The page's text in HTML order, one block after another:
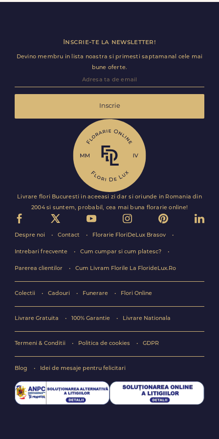
ramane optional si il poti personaliza.
Inscrie-te la newsletter!
Devino membru in lista noastra si primesti saptamanal cele mai
bune oferte.
Inscrie
Livrare flori Bucuresti in aceeasi zi dar si oriunde in Romania din
2004 si suntem, probabil, cea mai buna florarie online!
Despre noi Contact Florarie FloriDeLux Brasov
Intrebari frecvente Cum cumpar si cum platesc?
Parerea clientilor Cum Livram Florile La FlorideLux.Ro
Colectii Cadouri Funerare Flori Online
Livrare Gratuita 100% Garantie Livrare Nationala
Termeni & Conditii Politica de cookies GDPR
Blog Idei de mesaje pentru felicitari